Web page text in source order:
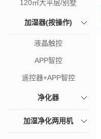
120㎡大平层/别墅
加湿器(按操作)
液晶触控
APP智控
遥控器+APP智控
净化器
加湿净化两用机